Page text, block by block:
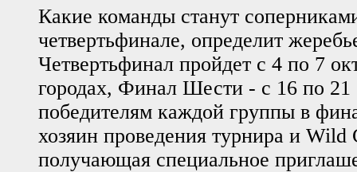
Какие команды станут
четвертьфинале, определит
Четвертьфинал пройдет с 4 по 7
городах, Финал Шести - с 16 по 21
победителям каждой группы в
хозяин проведения турнира и Wild
получающая специальное